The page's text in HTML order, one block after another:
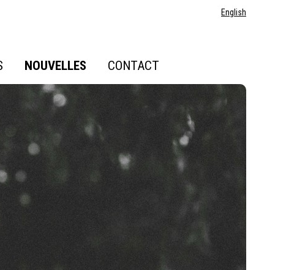
NOUVELLES CONTACT
English